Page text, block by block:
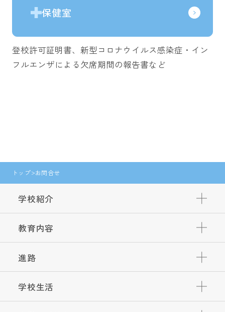
保健室
登校許可証明書、新型コロナウイルス感染症・イン
フルエンザによる欠席期間の報告書など
トップ お問合せ
学校紹介
教育内容
進路
学校生活